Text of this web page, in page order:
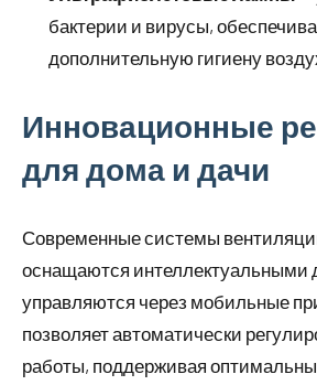
бактерии и вирусы,
дополнительную гигиену
Инновационные
для дома и дачи
Современные системы
оснащаются интеллектуальными
управляются через мобильные
позволяет автоматически
работы, поддерживая